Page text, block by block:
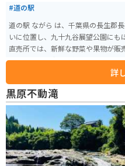
#道の駅
道の駅 ながら は、千葉県の長生郡
いに位置し、九十九谷展望公園にもほど近い
直売所では、新鮮な野菜や果物が販
おにぎりや弁当も人気です。 レストランでは、地元産の食材を使った料理を
楽しむことができ、特に、長柄町
はおすすめです。 また、道の駅 ながら からは、九十九谷の絶景を一望するこ
とができます。 バイクで訪れる場合、道の駅 ながらは、駐車場も広く、休憩
場所としても最適です。九十九谷展
ドが続くので、ツーリングにもおすすめです。 周辺には、
メージしたテーマパーク「マザー牧
ど、観光スポットも充実しています
詳
黒原不動滝